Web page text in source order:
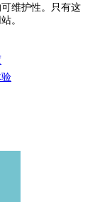
维护性。只有这
。